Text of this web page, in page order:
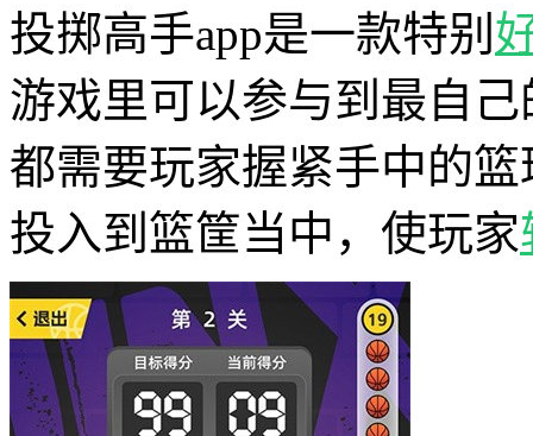
投掷高手app是一款特别
游戏里可以参与到最自
都需要玩家握紧手中的
投入到篮筐当中，使玩家